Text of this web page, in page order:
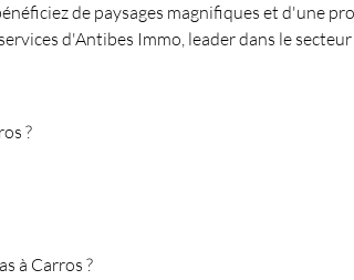
de paysages magnifiques et d'une
d'Antibes Immo, leader dans le
?
à Carros ?